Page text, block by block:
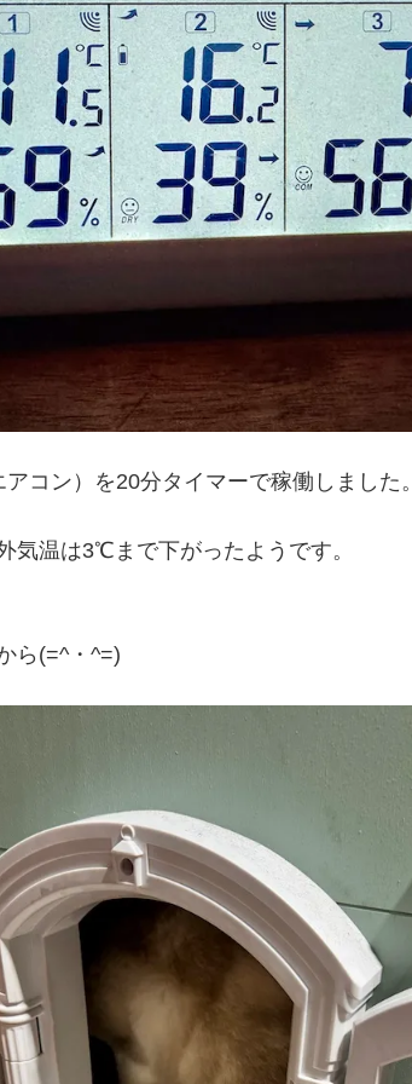
コン）を20分タイマーで稼働しました。
気温は3℃まで下がったようです。
ら(=^・^=)